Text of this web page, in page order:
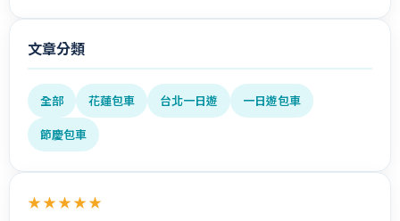
文章分類
全部 花蓮包車 台北一日遊
一日遊包車
節慶包車
★★★★★